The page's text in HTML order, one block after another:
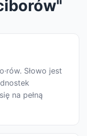
Słowo jest
na pełną